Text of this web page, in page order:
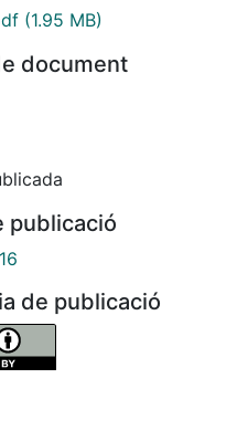
(1.95 MB)
document
publicació
de publicació